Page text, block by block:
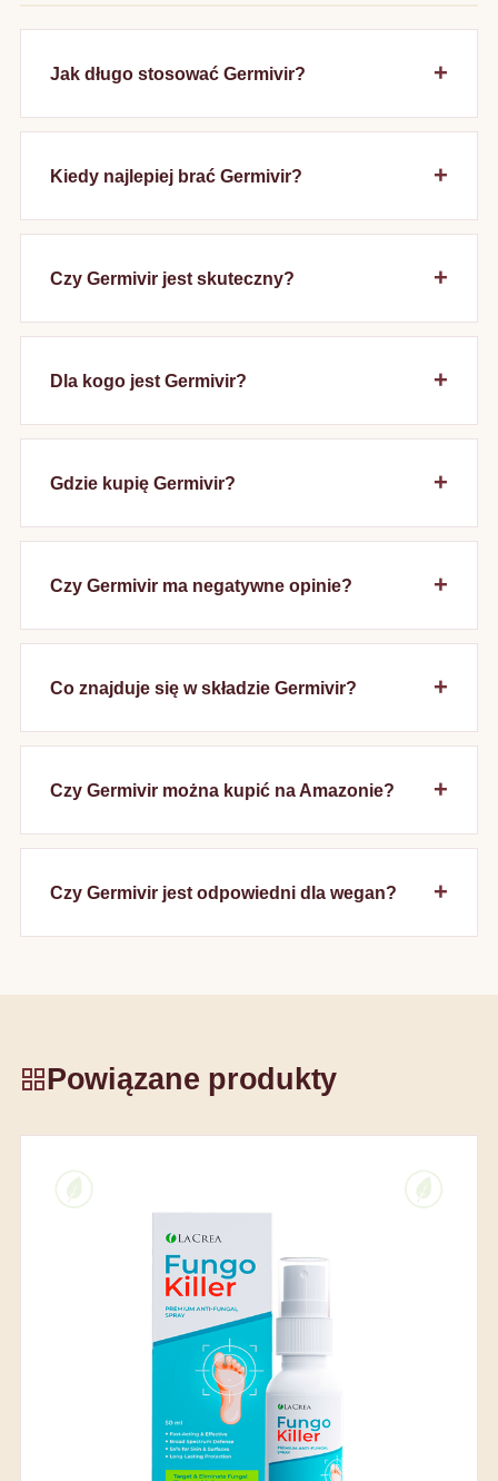
Jak długo stosować Germivir?
Kiedy najlepiej brać Germivir?
Czy Germivir jest skuteczny?
Dla kogo jest Germivir?
Gdzie kupię Germivir?
Czy Germivir ma negatywne opinie?
Co znajduje się w składzie Germivir?
Czy Germivir można kupić na Amazonie?
Czy Germivir jest odpowiedni dla wegan?
Powiązane produkty